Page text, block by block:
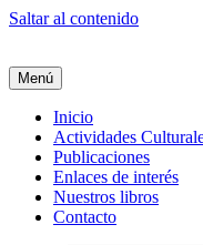
Saltar al contenido
Menú
Inicio
Actividades
Publicaciones
Enlaces de interés
Nuestros libros
Contacto